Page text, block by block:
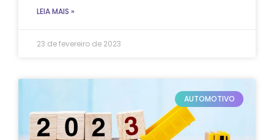
LEIA MAIS »
23 de fevereiro de 2023
AUTOMOTIVO